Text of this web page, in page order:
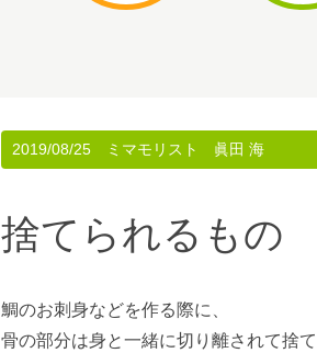
2019/08/25 ミマモリスト 眞田 海
捨てられるもの
鯛のお刺身などを作る際に、
骨の部分は身と一緒に切り離されて捨